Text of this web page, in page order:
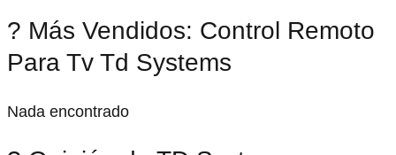
? Más Vendidos: Control Remoto
Para Tv Td Systems
Nada encontrado